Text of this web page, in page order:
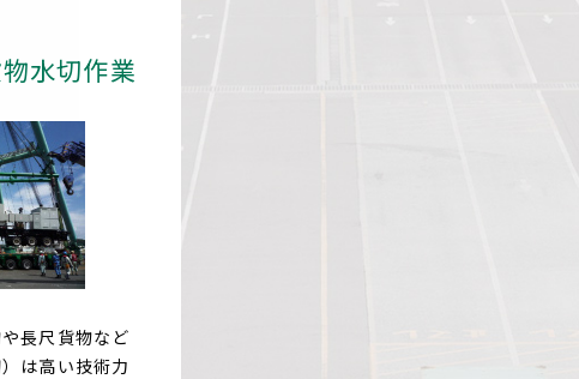
水切作業
長尺貨物など
は高い技術力